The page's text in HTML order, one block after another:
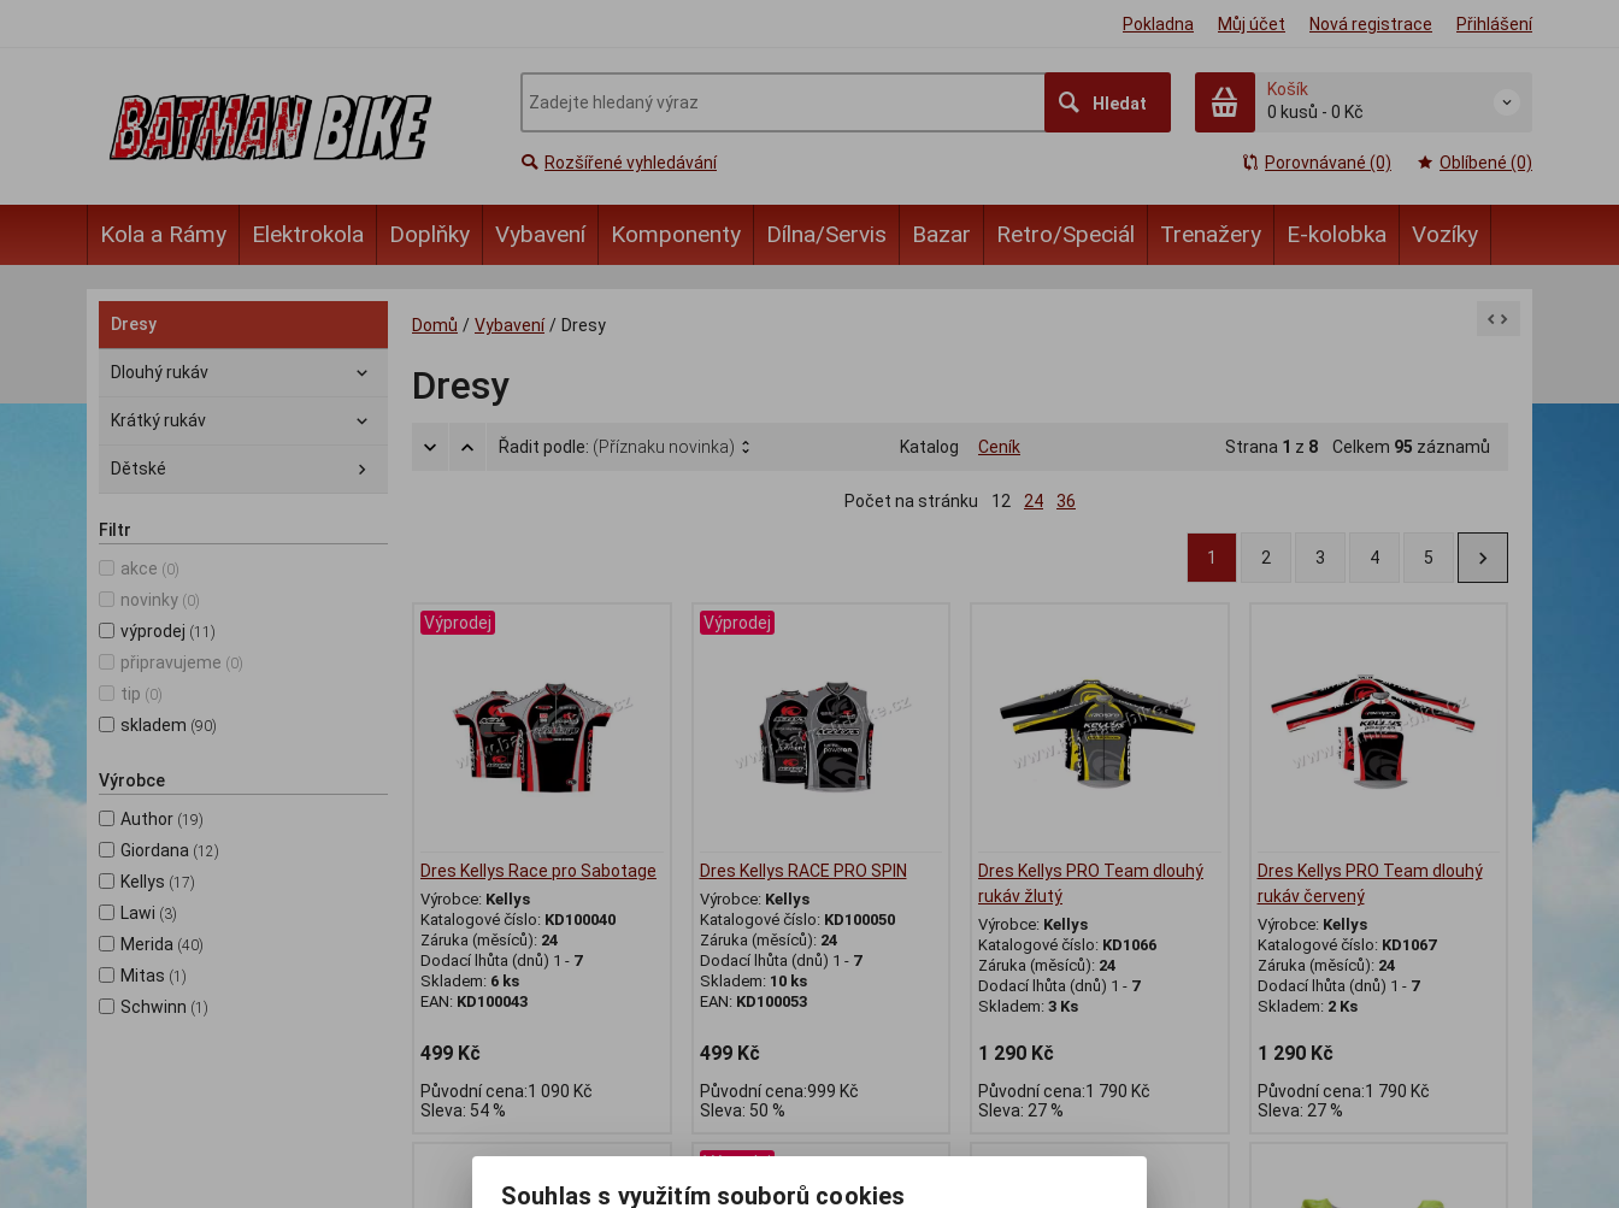
Pokladna Můj účet Nová registrace Přihlášení
Hledat
Košík
0 kusů - 0 Kč
Rozšířené vyhledávání Porovnávané (0) Oblíbené (0)
Kola a Rámy Elektrokola Doplňky Vybavení Komponenty Dílna/Servis Bazar Retro/Speciál Trenažery E-kolobka Vozíky
Dresy
Dlouhý rukáv
Krátký rukáv
Dětské
Filtr
akce (0)
novinky (0)
výprodej (11)
připravujeme (0)
tip (0)
skladem (90)
Výrobce
Author (19)
Giordana (12)
Kellys (17)
Lawi (3)
Merida (40)
Mitas (1)
Schwinn (1)
Domů / Vybavení / Dresy
Dresy
Řadit podle: (Příznaku novinka) Katalog Ceník Strana 1 z 8 Celkem 95 záznamů
Počet na stránku 12 24 36
1 2 3 4 5
Výprodej
Dres Kellys Race pro Sabotage
Výrobce: Kellys
Katalogové číslo: KD100040
Záruka (měsíců): 24
Dodací lhůta (dnů) 1 - 7
Skladem: 6 ks
EAN: KD100043
499 Kč
Původní cena:1 090 Kč
Sleva: 54 %
Výprodej
Dres Kellys RACE PRO SPIN
Výrobce: Kellys
Katalogové číslo: KD100050
Záruka (měsíců): 24
Dodací lhůta (dnů) 1 -7
Skladem: 10 ks
EAN: KD100053
499 Kč
Původní cena:999 Kč
Sleva: 50 %
Dres Kellys PRO Team dlouhý
rukáv žlutý
Výrobce: Kellys
Katalogové číslo: KD1066
Záruka (měsíců): 24
Dodací lhůta (dnů) 1 - 7
Skladem: 3 Ks
1 290 Kč
Původní cena:1 790 Kč
Sleva: 27 %
Dres Kellys PRO Team dlouhý
rukáv červený
Výrobce: Kellys
Katalogové číslo: KD1067
Záruka (měsíců): 24
Dodací lhůta (dnů) 1 -7
Skladem: 2 Ks
1 290 Kč
Původní cena:1 790 Kč
Sleva: 27 %
Výprodej
Souhlas s využitím souborů cookies